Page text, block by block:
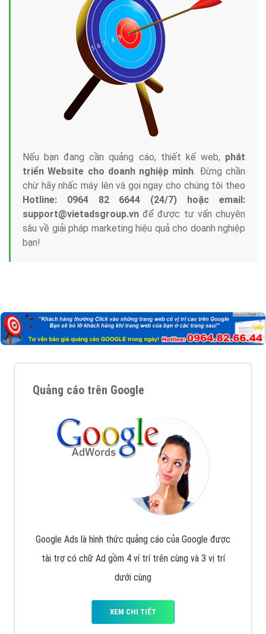
Nếu bạn đang cần quảng cáo, thiết kế web, phát
triển Website cho doanh nghiệp mình. Đừng chần
chừ hãy nhấc máy lên và gọi ngay cho chúng tôi theo
Hotline: 0964 82 6644 (24/7) hoặc email:
support@vietadsgroup.vn để được tư vấn chuyên
sâu về giải pháp marketing hiệu quả cho doanh nghiệp
bạn!
Quảng cáo trên Google
Google Ads là hình thức quảng cáo của Google được
tài trợ có chữ Ad gồm 4 ví trí trên cùng và 3 vị trí
dưới cùng
XEM CHI TIẾT